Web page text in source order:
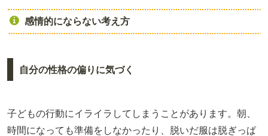
感情的にならない考え方
自分の性格の偏りに気づく
子どもの行動にイライラしてしまうことがあります。朝、
時間になっても準備をしなかったり、脱いだ服は脱ぎっぱ